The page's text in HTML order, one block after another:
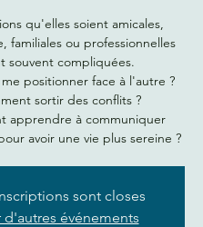
qu'elles soient amicales,
familiales ou professionnelles
souvent compliquées.
positionner face à l'autre ?
sortir des conflits ?
apprendre à communiquer
avoir une vie plus sereine ?
sont closes
d'autres événements